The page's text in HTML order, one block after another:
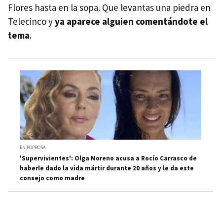
Flores hasta en la sopa. Que levantas una piedra en
Telecinco yya aparece alguien comentándote el
tema.
EN POPROSA
'Supervivientes': Olga Moreno acusa a Rocío Carrasco de
haberle dado la vida mártir durante 20 años y le da este
consejo como madre